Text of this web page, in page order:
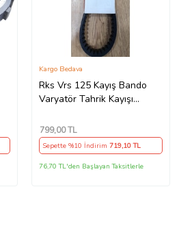
Rks Vrs 125 Kayış Bando
Varyatör Tahrik Kayışı
Kargo Bedava
799,00 TL
Sepette %10 İndirim719,10 TL
76,70 TL'den Başlayan Taksitlerle